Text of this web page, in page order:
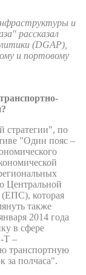
и
рассказал
(DGAP),
и портовому
стратегии", по
"Один пояс –
Центральной
(ЕПС), которая
также
2014 года
в сфере
T –
транспортную
за полчаса".